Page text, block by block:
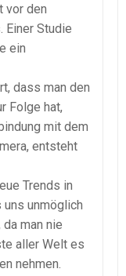
vor den
Einer Studie
ein
dass man den
Folge hat,
mit dem
entsteht
Trends in
unmöglich
man nie
aller Welt es
nehmen.